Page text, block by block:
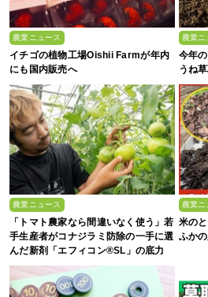
農業ニュース
イチゴの植物工場Oishii Farmが年内
にも国内販売へ
農業ニ
今年
うね
農業ニュース
「トマト農家なら間違いなく使う」若
手生産者がコナジラミ防除の一手に選
んだ新剤「エフィコン®SL」の底力
農業ニ
米の
ふか